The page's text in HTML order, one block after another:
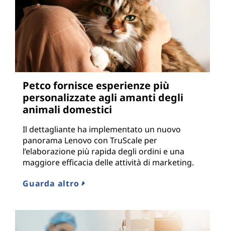
Petco fornisce esperienze più
personalizzate agli amanti degli
animali domestici
Il dettagliante ha implementato un nuovo
panorama Lenovo con TruScale per
l’elaborazione più rapida degli ordini e una
maggiore efficacia delle attività di marketing.
Guarda altro